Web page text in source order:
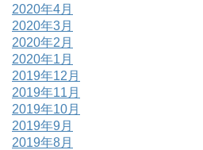
2020年4月
2020年3月
2020年2月
2020年1月
2019年12月
2019年11月
2019年10月
2019年9月
2019年8月